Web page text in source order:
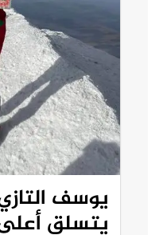
يوسف
يتسلق